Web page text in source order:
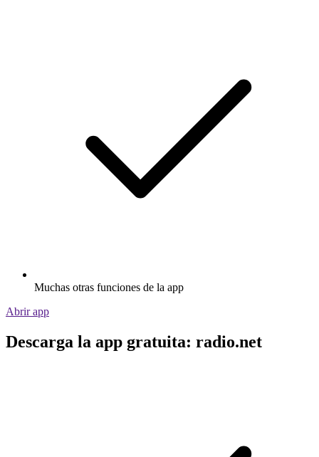
Muchas otras funciones de la app
Abrir app
Descarga la app gratuita: radio.net